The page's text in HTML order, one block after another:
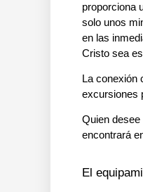
proporciona
solo unos
en las
Cristo sea
La conexión
excursiones
Quien
encontrará
El